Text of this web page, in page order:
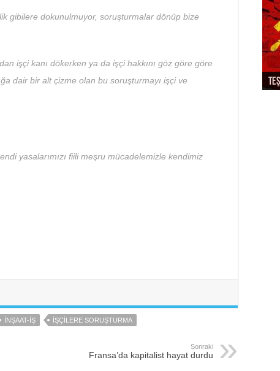
gibilere dokunulmuyor, soruşturmalar dönüp bize
işçi kanı dökerken ya da işçi hakkını göz göre göre
dair bir alt çizme olan bu soruşturmayı işçi ve
yasalarımızı fiili meşru mücadelemizle kendimiz
INŞAAT-IŞ IŞÇILERE SORUŞTURMA
Sonraki
Fransa’da kapitalist hayat durdu